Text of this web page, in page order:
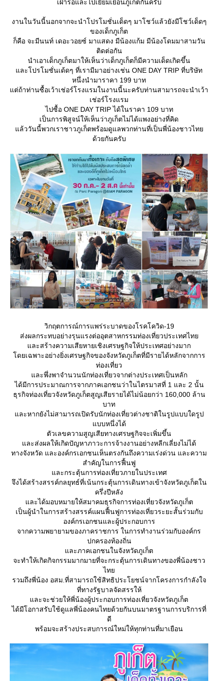
เฝ้ารอและไปเยี่ยมเยือนภูเก็ตกันครับ
งานในวันนี้นอกจากจะนำโปรโมชั่นเด็ดๆ มาโชว์แล้วยังมีโชว์เด็ดๆ
ของเด็กภูเก็ต
ก็คือ จะมีนนท์ เดอะวอยซ์ มาแสดง มีน้องแก้ม มีน้องโดมมาสามวัน
ติดต่อกัน
นำเอาเด็กภูเก็ตมาให้เห็นว่าเด็กภูเก็ตก็มีความเด็ดเกิดขึ้น
ละโปรโมชั่นเด้ดๆ ที่เรามีมาอย่างเช่น ONE DAY TRIP ที่บริษัท
หนึ่งนำมาราคา 199 บาท
ต่ถ้าท่านซื้อเว้าเช่อร์โรงแรมในงานนี้นะครับท่านสามารถจะนำเว้า
เช่อร์โรงแรม
ไปซื้อ ONE DAY TRIP ได้ในราคา 109 บาท
เป็นการพิสูจน์ให้เห็นว่าภูเก็ตไม่ได้แพงอย่างที่คิด
ล้ววันนี้พวกเราชาวภูเก็ตพร้อมดูแลพวกท่านที่เป็นพี่น้องชาวไท
ด้วยกันครับ
วิกฤตการณ์การแพร่ระบาดของโรคโควิด-19
ส่งผลกระทบอย่างรุนแรงต่ออุตสาหกรรมท่องเที่ยวประเทศไท
ละสร้างความเสียหายเชิงเศรษฐกิจให้ประเทศอย่างมาก
ดยเฉพาะอย่างยิ่งเศรษฐกิจของจังหวัดภูเก็ตที่มีรายได้หลักจากการ
ท่องเที่ยว
ละพึ่งพาจำนวนนักท่องเที่ยวจากต่างประเทศเป็นหลัก
ได้มีการประมาณการจากภาคเอกชนว่าในไตรมาสที่ 1 และ 2 นั้น
ธุรกิจท่องเที่ยวจังหวัดภูเก็ตสูญเสียรายได้ไม่น้อยกว่า 160,000 ล้าน
บาท
ละหากยังไม่สามารถเปิดรับนักท่องเที่ยวต่างชาติในรูปแบบใดรูป
บบหนึ่งได้
ตัวเลขความสูญเสียทางเศรษฐกิจจะเพิ่มขึ้น
ละส่งผลให้เกิดปัญหาภาวะการจ้างงานอย่างหลีกเลี่ยงไม่ได้
ทางจังหวัด และองค์กรเอกชนเห็นตรงกันถึงความเร่งด่วน และความ
สำคัญในการฟื้นฟู
ละกระตุ้นการท่องเที่ยวภายในประเทศ
จึงได้สร้างสรรค์กลยุทธ์ที่เน้นกระตุ้นการเดินทางเข้าจังหวัดภูเก็ตใน
ครึ่งปีหลัง
ละได้มอบหมายให้สมาคมธุรกิจการท่องเที่ยวจังหวัดภูเก็ต
เป็นผู้นำในการสร้างสรรค์แผนฟื้นฟูการท่องเที่ยวระยะสั้นร่วมกับ
องค์กรเอกชนและผู้ประกอบการ
จากความพยายามของภาคราชการ ในการทำงานร่วมกับองค์กร
ปกครองท้องถิ่น
ละภาคเอกชนในจังหวัดภูเก็ต
จะทำให้เกิดกิจกรรมมากมายที่จะกระตุ้นการเดินทางของพี่น้องชาว
ไท
รวมถึงพี่น้อง อสม.ที่สามารถใช้สิทธิประโยชน์จากโครงการกำลังใจ
ที่ทางรัฐบาลจัดสรรให้
ละจะช่วยให้พี่น้องผู้ประกอบการท่องเที่ยวจังหวัดภูเก็ต
ได้มีโอกาสรับใช้ดูแลพี่น้องคนไทยด้วยกันบนมาตรฐานการบริการที่
ดี
พร้อมจะสร้างประสบการณ์ใหม่ให้ทุกท่านที่มาเยือน